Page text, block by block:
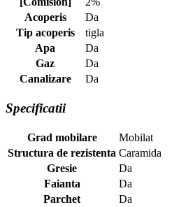
Acoperis
Da
Tip acoperis
tigla
Apa
Da
Gaz
Da
Canalizare
Da
Specificatii
Grad mobilare
Mobilat
Structura de rezistenta Caramida
Gresie
Da
Faianta
Da
Parchet
Da